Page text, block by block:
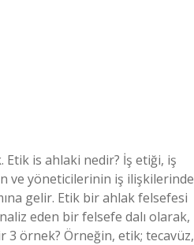
is ahlaki nedir? İş etiği, iş
ve yöneticilerinin iş ilişkilerinde
gelir. Etik bir ahlak felsefesi
eden bir felsefe dalı olarak,
3 örnek? Örneğin, etik; tecavüz,